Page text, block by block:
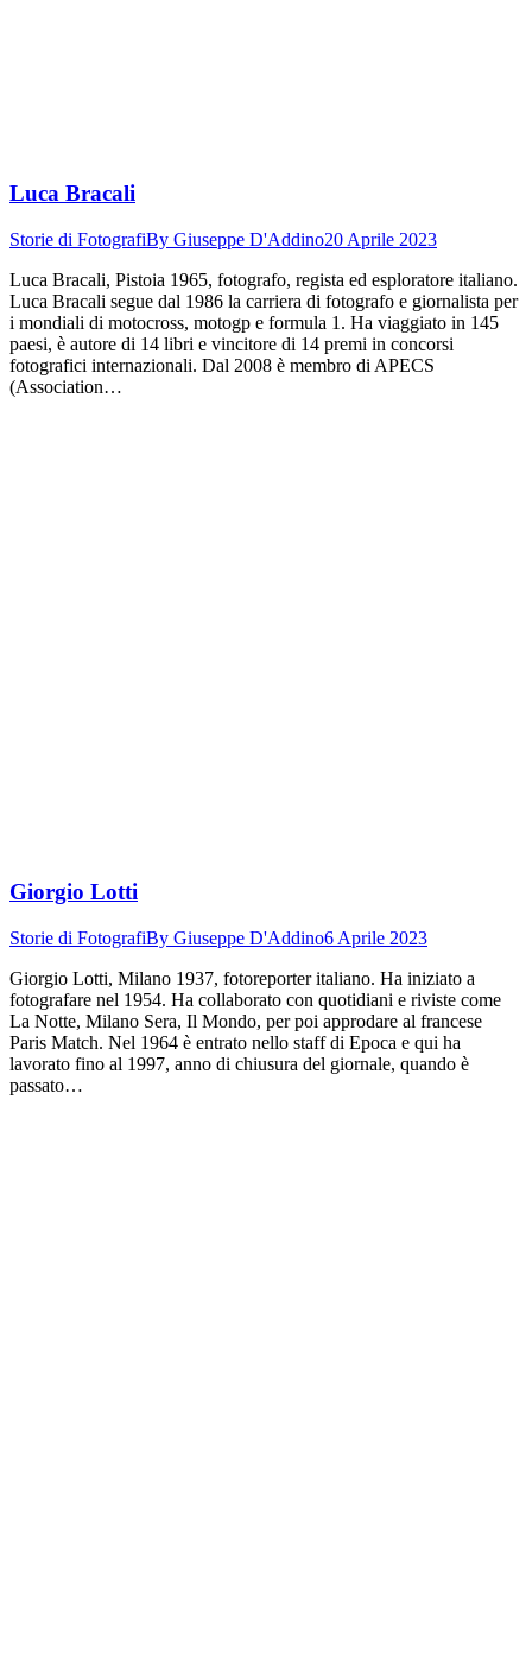
Luca Bracali
Storie di FotografiBy Giuseppe D'Addino20 Aprile 2023
Luca Bracali, Pistoia 1965, fotografo, regista ed esploratore italiano.
Luca Bracali segue dal 1986 la carriera di fotografo e giornalista per
i mondiali di motocross, motogp e formula 1. Ha viaggiato in 145
paesi, è autore di 14 libri e vincitore di 14 premi in concorsi
fotografici internazionali. Dal 2008 è membro di APECS
(Association…
Giorgio Lotti
Storie di FotografiBy Giuseppe D'Addino6 Aprile 2023
Giorgio Lotti, Milano 1937, fotoreporter italiano. Ha iniziato a
fotografare nel 1954. Ha collaborato con quotidiani e riviste come
La Notte, Milano Sera, Il Mondo, per poi approdare al francese
Paris Match. Nel 1964 è entrato nello staff di Epoca e qui ha
lavorato fino al 1997, anno di chiusura del giornale, quando è
passato…